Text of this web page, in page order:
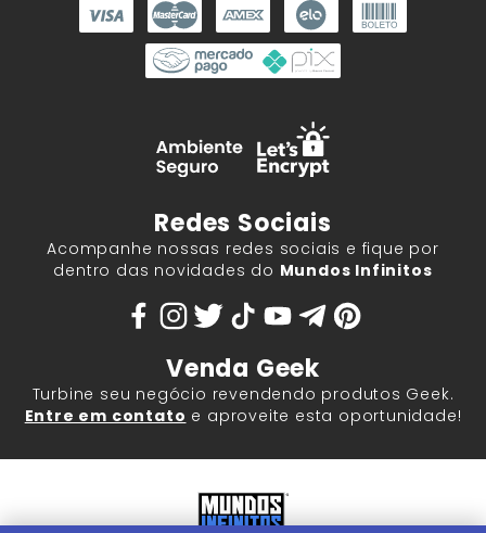
Redes Sociais
Acompanhe nossas redes sociais e fique por
dentro das novidades do Mundos Infinitos
Venda Geek
Turbine seu negócio revendendo produtos Geek.
Entre em contato e aproveite esta oportunidade!